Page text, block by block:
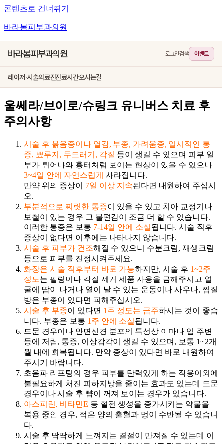
콘텐츠로 건너뛰기
바라봄피부과의원
바라봄피부과의원 로그인검색 이벤트
레이저·시술의료진진료시간오시는길
울쎄라/브이로/슈링크 유니버스 치료 후
주의사항
시술 후 붉음증이나 열감, 부종, 가려움증, 일시적인 통
증, 뾰루지, 두드러기, 각질 등이 생길 수 있으며 피부 일
부가 튀어나와 흉터처럼 보이는 현상이 있을 수 있으나
3~4일 안에 자연스럽게 사라집니다.
만약 위의 증상이 7일 이상 지속된다면 내원하여 주십시
오.
부분적으로 찌릿한 통증이 있을 수 있고 치아 교정기나
보철이 있는 경우 그 불편감이 조금 더 할 수 있습니다.
이러한 통증은 보통 7-14일 안에 소실됩니다. 시술 직후
증상이 없다면 이후에는 나타나지 않습니다.
시술 후 피부가 건조해질 수 있으니 수분크림, 재생크림
등으로 피부를 진정시켜주세요.
화장은 시술 직후부터 바로 가능하지만, 시술 후 1~2주
정도는 필링이나 각질 제거 제품 사용을 금해주시고 얼
굴에 땀이 나거나 열이 날 수 있는 운동이나 사우나, 찜질
방은 부종이 있다면 피해주십시오.
시술 후 부종이 있다면 1주 정도는 금주하시는 것이 좋습
니다. 부종은 보통 1주 안에 소실됩니다.
드문 경우이나 안면신경 분포의 특성상 이마나 입 주변
등에 저림, 통증, 이상감각이 생길 수 있으며, 보통 1~2개
월 내에 회복됩니다. 만약 증상이 있다면 바로 내원하여
주시기 바랍니다.
초음파 리프팅의 경우 피부를 탄력있게 하는 작용이외에
불필요하게 처진 피하지방을 줄이는 효과도 있는데 드문
경우이나 시술 후 뺨이 꺼져 보이는 경우가 있습니다.
아스피린, 비타민E 등 혈전 생성을 증가시키는 약물을
복용 중인 경우, 적은 양의 출혈과 멍이 수반될 수 있습니
다.
시술 후 딱딱하게 느껴지는 결절이 만져질 수 있는데 이